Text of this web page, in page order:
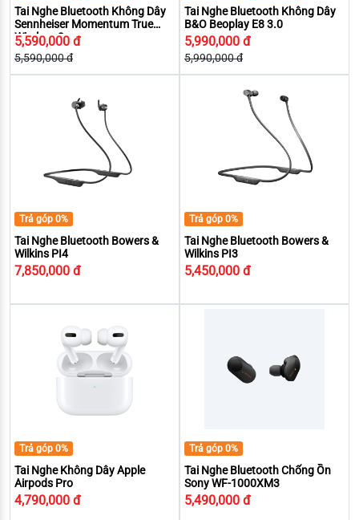
Tai Nghe Bluetooth Không Dây
Sennheiser Momentum True
Wireless 2
5,590,000 đ
5,590,000 đ
Tai Nghe Bluetooth Không Dây
B&O Beoplay E8 3.0
5,990,000 đ
5,990,000 đ
Trả góp 0%
Tai Nghe Bluetooth Bowers &
Wilkins PI4
7,850,000 đ
Trả góp 0%
Tai Nghe Bluetooth Bowers &
Wilkins PI3
5,450,000 đ
Trả góp 0%
Tai Nghe Không Dây Apple
Airpods Pro
4,790,000 đ
Trả góp 0%
Tai Nghe Bluetooth Chống Ồn
Sony WF-1000XM3
5,490,000 đ